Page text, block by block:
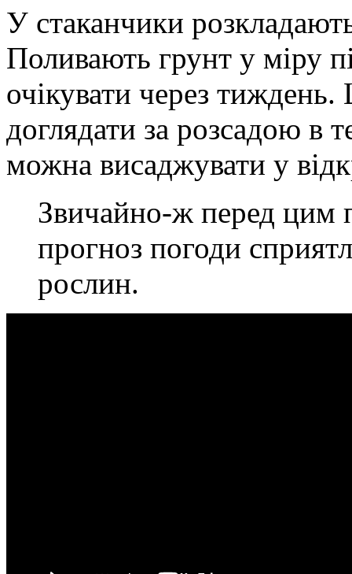
У стаканчики
Поливають грунт у міру
очікувати через
доглядати за розсадою в
можна висаджувати у
Звичайно-ж перед цим
прогноз погоди
рослин.